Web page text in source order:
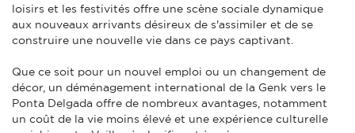
loisirs et les festivités offre une scène sociale dynamique
aux nouveaux arrivants désireux de s'assimiler et de se
construire une nouvelle vie dans ce pays captivant.
Que ce soit pour un nouvel emploi ou un changement de
décor, un déménagement international de la Genk vers le
Ponta Delgada offre de nombreux avantages, notamment
un coût de la vie moins élevé et une expérience culturelle